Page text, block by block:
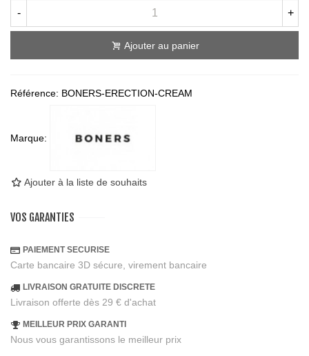
- +
Ajouter au panier
Référence: BONERS-ERECTION-CREAM
Marque:
Ajouter à la liste de souhaits
VOS GARANTIES
PAIEMENT SECURISE
Carte bancaire 3D sécure, virement bancaire
LIVRAISON GRATUITE DISCRETE
Livraison offerte dès 29 € d'achat
MEILLEUR PRIX GARANTI
Nous vous garantissons le meilleur prix